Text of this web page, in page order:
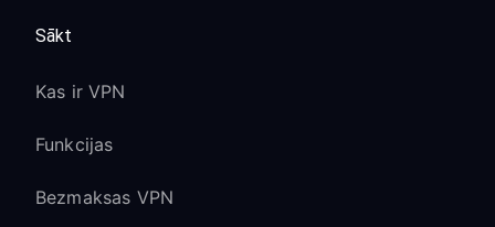
Sākt
Kas ir VPN
Funkcijas
Bezmaksas VPN